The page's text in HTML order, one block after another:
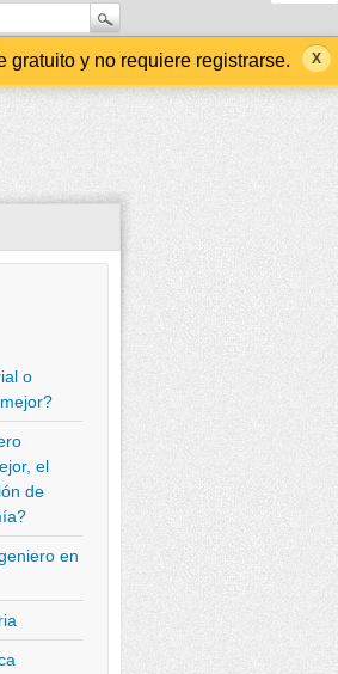
y no requiere registrarse.
o
el
de
en